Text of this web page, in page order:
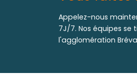
Appelez-nous
7J/7. Nos équipes
l'agglomération